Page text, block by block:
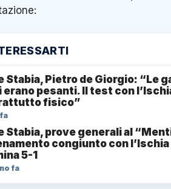
Stabia, Pietro de Giorgio: “Le
erano pesanti. Il test con
fisico”
Stabia, prove generali al
congiunto con l’Ischia
5-1
fa